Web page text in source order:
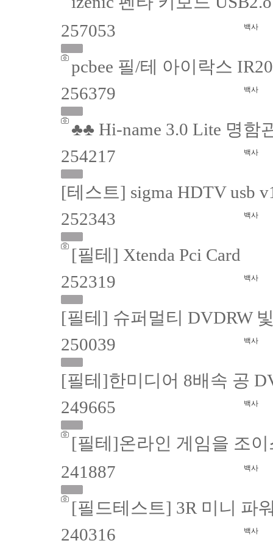
257053
pcbee 필/테 아이락스
백사
256379
♣♣ Hi-name 3.0 Lite 명함
백사
254217
[테스트] sigma HDTV usb
백사
252343
[필테] Xtenda Pci Card
백사
252319
[필테] 슈퍼멀티 DVDRW
백사
250039
[필테]한미디어 8배속 공
백사
249665
[필테]온라인 게임을 조
백사
241887
[필드테스트] 3R 미니 파
백사
240316 백사